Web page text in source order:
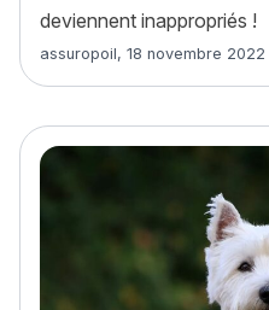
deviennent inappropriés !
Article rédigé par
assuropoil, 18 novembre 2022